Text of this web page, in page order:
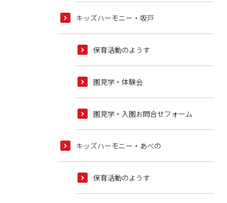
キッズハーモニー・坂戸
保育活動のようす
園見学・体験会
園見学・入園お問合せフォーム
キッズハーモニー・あべの
保育活動のようす